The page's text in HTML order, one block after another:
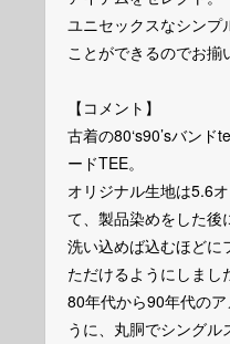
ユニセックスなシンプ
ことができるのでお揃
【コメント】
古着の80‘s90’sバンド
ードTEE。
オリジナル生地は5.6
て、製品染めをした後
洗い込めば込むほどに
ただけるようにしまし
80年代から90年代の
うに、丸胴でシングル